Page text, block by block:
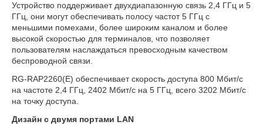
Устройство поддерживает двухдиапазонную связь 2,4 ГГц и 5
ГГц, они могут обеспечивать полосу частот 5 ГГц с
меньшими помехами, более широким каналом и более
высокой скоростью для терминалов, что позволяет
пользователям наслаждаться превосходным качеством
беспроводной связи.
RG-RAP2260(E) обеспечивает скорость доступа 800 Мбит/с
на частоте 2,4 ГГц, 2402 Мбит/с на 5 ГГц, всего 3202 Мбит/с
на точку доступа.
Дизайн с двумя портами LAN